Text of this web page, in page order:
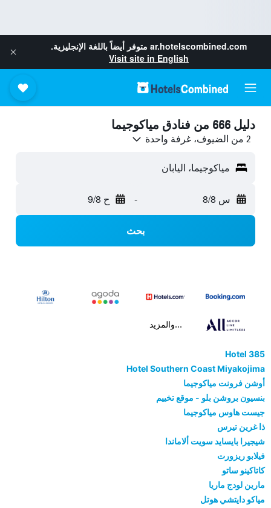
ar.hotelscombined.com متوفر أيضاً باللغة الإنجليزية.
Visit site in English
دليل 666 من فنادق مياكوجيما
2 من الضيوف، غرفة واحدة
مياكوجيما، اليابان
س 8/8 - ح 9/8
بحث
...والمزيد
Hotel 385
Hotel Southern Coast Miyakojima
أوشن فرونت مياكوجيما
بنسيون بروشن بلو - موقع تخييم
جيست هاوس مياكوجيما
ذا غرين تيرس
شيجيرا بايسايد سويت ألاماندا
فيلابو ريزورت
كاتاكينو ساتو
مارين لودج ماريا
مياكو دايتشي هوتل